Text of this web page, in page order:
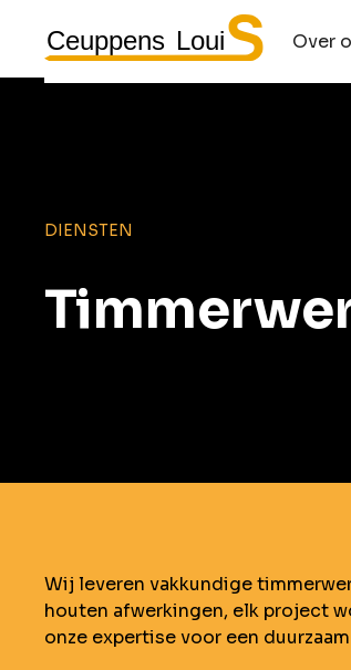
Over
DIENSTEN
Wij leveren vakkundige
houten afwerkingen, elk project
onze expertise voor een